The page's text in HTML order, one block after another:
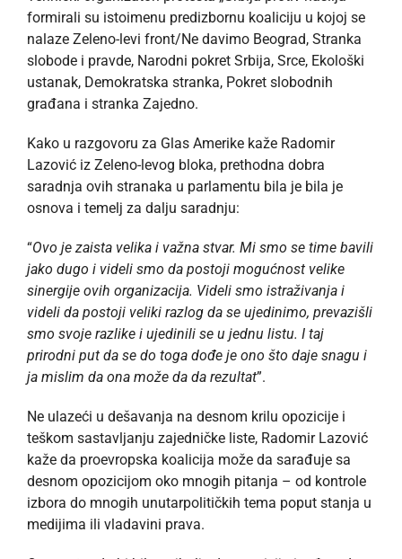
formirali su istoimenu predizbornu koaliciju u kojoj se
nalaze Zeleno-levi front/Ne davimo Beograd, Stranka
slobode i pravde, Narodni pokret Srbija, Srce, Ekološki
ustanak, Demokratska stranka, Pokret slobodnih
građana i stranka Zajedno.
Kako u razgovoru za Glas Amerike kaže Radomir
Lazović iz Zeleno-levog bloka, prethodna dobra
saradnja ovih stranaka u parlamentu bila je bila je
osnova i temelj za dalju saradnju:
“Ovo je zaista velika i važna stvar. Mi smo se time bavili
jako dugo i videli smo da postoji mogućnost velike
sinergije ovih organizacija. Videli smo istraživanja i
videli da postoji veliki razlog da se ujedinimo, prevazišli
smo svoje razlike i ujedinili se u jednu listu. I taj
prirodni put da se do toga dođe je ono što daje snagu i
ja mislim da ona može da da rezultat”.
Ne ulazeći u dešavanja na desnom krilu opozicije i
teškom sastavljanju zajedničke liste, Radomir Lazović
kaže da proevropska koalicija može da sarađuje sa
desnom opozicijom oko mnogih pitanja – od kontrole
izbora do mnogih unutarpolitičkih tema poput stanja u
medijima ili vladavini prava.